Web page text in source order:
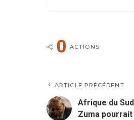
0 ACTIONS
ARTICLE PRÉCÉDENT
Afrique du
Zuma